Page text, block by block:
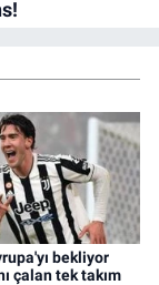
bekliyor
çalan tek takım